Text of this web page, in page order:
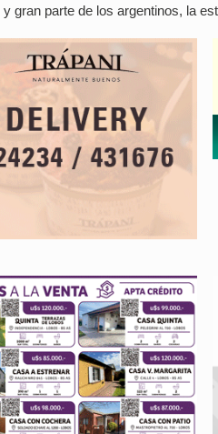
y gran parte de los argentinos, la